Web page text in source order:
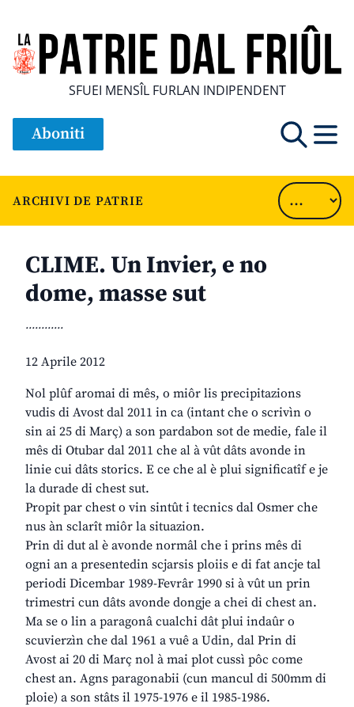
SFUEI MENSÎL FURLAN INDIPENDENT
Aboniti
ARCHIVI DE PATRIE
CLIME. Un Invier, e no
dome, masse sut
............
12 Aprile 2012
Nol plûf aromai di mês, o miôr lis precipitazions
vudis di Avost dal 2011 in ca (intant che o scrivìn o
sin ai 25 di Març) a son pardabon sot de medie, fale il
mês di Otubar dal 2011 che al à vût dâts avonde in
linie cui dâts storics. E ce che al è plui significatîf e je
la durade di chest sut.
Propit par chest o vin sintût i tecnics dal Osmer che
nus àn sclarît miôr la situazion.
Prin di dut al è avonde normâl che i prins mês di
ogni an a presentedin scjarsis ploiis e di fat ancje tal
periodi Dicembar 1989-Fevrâr 1990 si à vût un prin
trimestri cun dâts avonde dongje a chei di chest an.
Ma se o lin a paragonâ cualchi dât plui indaûr o
scuvierzìn che dal 1961 a vuê a Udin, dal Prin di
Avost ai 20 di Març nol à mai plot cussì pôc come
chest an. Agns paragonabii (cun mancul di 500mm di
ploie) a son stâts il 1975-1976 e il 1985-1986.